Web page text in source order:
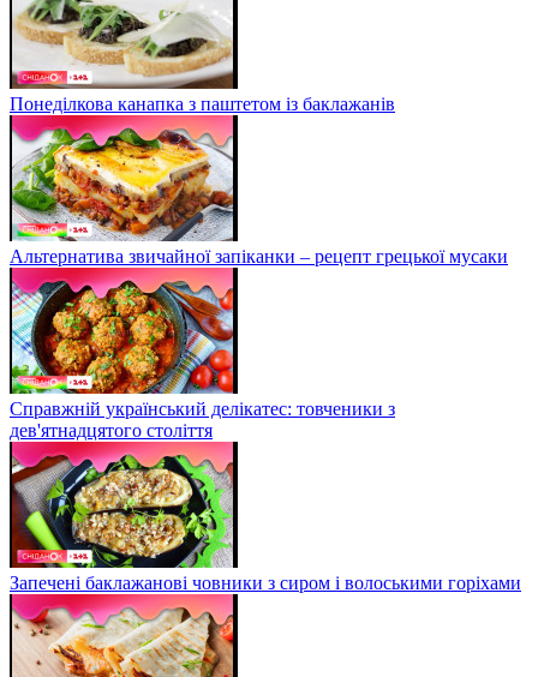
Понеділкова канапка з паштетом із баклажанів
Альтернатива звичайної запіканки – рецепт грецької мусаки
Справжній український делікатес: товченики з
дев'ятнадцятого століття
Запечені баклажанові човники з сиром і волоськими горіхами